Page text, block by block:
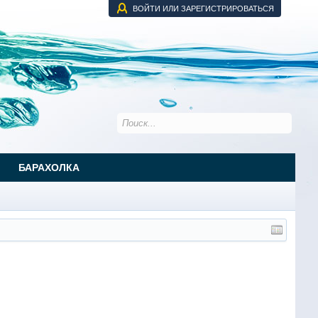
ВОЙТИ ИЛИ ЗАРЕГИСТРИРОВАТЬСЯ
БАРАХОЛКА